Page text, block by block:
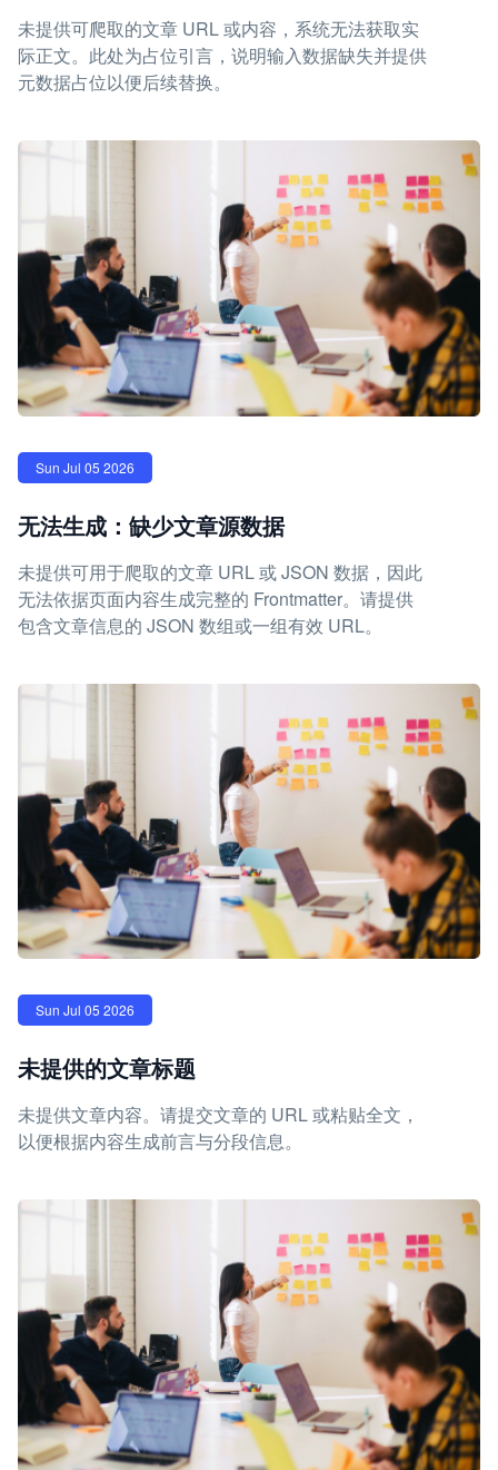
未提供可爬取的文章 URL 或内容，系统无法获取实
际正文。此处为占位引言，说明输入数据缺失并提供
元数据占位以便后续替换。
Sun Jul 05 2026
无法生成：缺少文章源数据
未提供可用于爬取的文章 URL 或 JSON 数据，因此
无法依据页面内容生成完整的 Frontmatter。请提供
包含文章信息的 JSON 数组或一组有效 URL。
Sun Jul 05 2026
未提供的文章标题
未提供文章内容。请提交文章的 URL 或粘贴全文，
以便根据内容生成前言与分段信息。